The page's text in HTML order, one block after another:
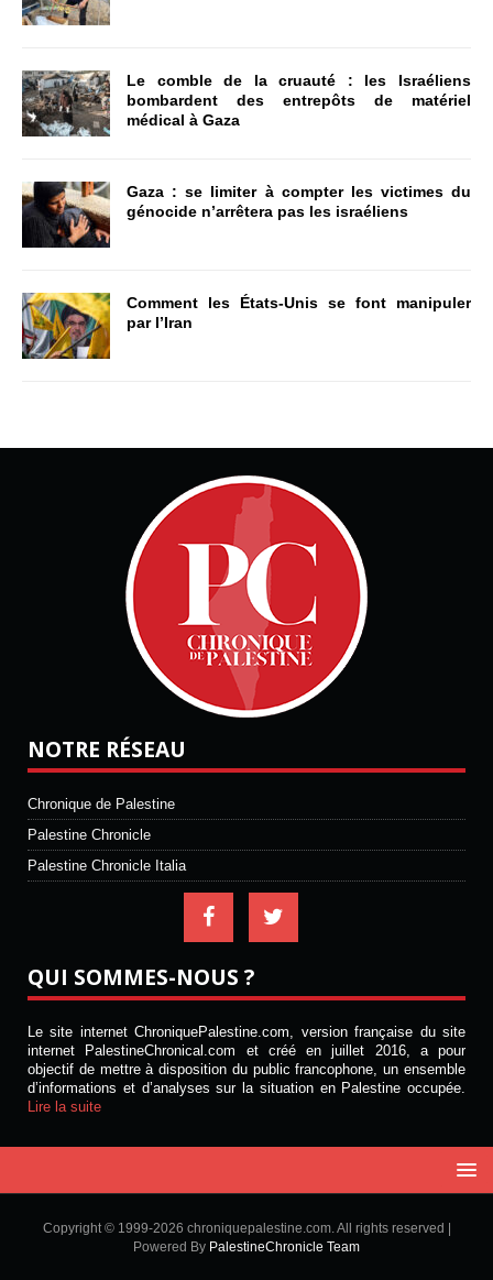
Le comble de la cruauté : les Israéliens
bombardent des entrepôts de matériel
médical à Gaza
Gaza : se limiter à compter les victimes du
génocide n’arrêtera pas les israéliens
Comment les États-Unis se font manipuler
par l’Iran
NOTRE RÉSEAU
Chronique de Palestine
Palestine Chronicle
Palestine Chronicle Italia
QUI SOMMES-NOUS ?
Le site internet ChroniquePalestine.com, version française du site
internet PalestineChronical.com et créé en juillet 2016, a pour
objectif de mettre à disposition du public francophone, un ensemble
d’informations et d’analyses sur la situation en Palestine occupée.
Lire la suite
Copyright © 1999-2026 chroniquepalestine.com. All rights reserved |
Powered By PalestineChronicle Team